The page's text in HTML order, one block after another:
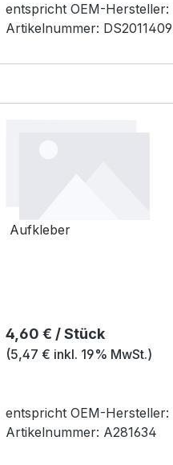
entspricht OEM-Hersteller:
Artikelnummer: DS2011409
Aufkleber
Regulärer Preis:
4,60 € / Stück
(5,47 € inkl. 19% MwSt.)
entspricht OEM-Hersteller:
Artikelnummer: A281634